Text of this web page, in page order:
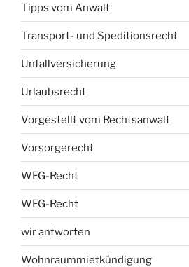
Tipps vom Anwalt
Transport- und Speditionsrecht
Unfallversicherung
Urlaubsrecht
Vorgestellt vom Rechtsanwalt
Vorsorgerecht
WEG-Recht
WEG-Recht
wir antworten
Wohnraummietkündigung